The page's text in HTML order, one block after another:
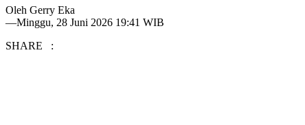
Oleh Gerry Eka
—Minggu, 28 Juni 2026 19:41 WIB
SHARE :